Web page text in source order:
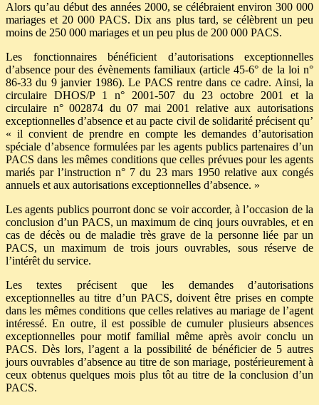
Alors qu’au début des années 2000, se célébraient environ 300 000
mariages et 20 000 PACS. Dix ans plus tard, se célèbrent un peu
moins de 250 000 mariages et un peu plus de 200 000 PACS.
Les fonctionnaires bénéficient d’autorisations exceptionnelles
d’absence pour des évènements familiaux (article 45-6° de la loi n°
86-33 du 9 janvier 1986). Le PACS rentre dans ce cadre. Ainsi, la
circulaire DHOS/P 1 n° 2001-507 du 23 octobre 2001 et la
circulaire n° 002874 du 07 mai 2001 relative aux autorisations
exceptionnelles d’absence et au pacte civil de solidarité précisent qu’
« il convient de prendre en compte les demandes d’autorisation
spéciale d’absence formulées par les agents publics partenaires d’un
PACS dans les mêmes conditions que celles prévues pour les agents
mariés par l’instruction n° 7 du 23 mars 1950 relative aux congés
annuels et aux autorisations exceptionnelles d’absence. »
Les agents publics pourront donc se voir accorder, à l’occasion de la
conclusion d’un PACS, un maximum de cinq jours ouvrables, et en
cas de décès ou de maladie très grave de la personne liée par un
PACS, un maximum de trois jours ouvrables, sous réserve de
l’intérêt du service.
Les textes précisent que les demandes d’autorisations
exceptionnelles au titre d’un PACS, doivent être prises en compte
dans les mêmes conditions que celles relatives au mariage de l’agent
intéressé. En outre, il est possible de cumuler plusieurs absences
exceptionnelles pour motif familial même après avoir conclu un
PACS. Dès lors, l’agent a la possibilité de bénéficier de 5 autres
jours ouvrables d’absence au titre de son mariage, postérieurement à
ceux obtenus quelques mois plus tôt au titre de la conclusion d’un
PACS.